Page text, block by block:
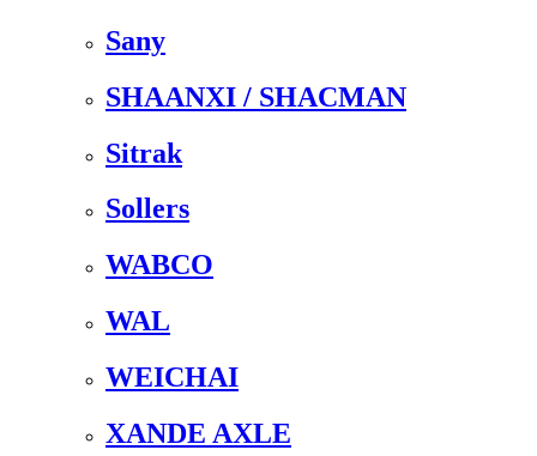
Sany
SHAANXI / SHACMAN
Sitrak
Sollers
WABCO
WAL
WEICHAI
XANDE AXLE